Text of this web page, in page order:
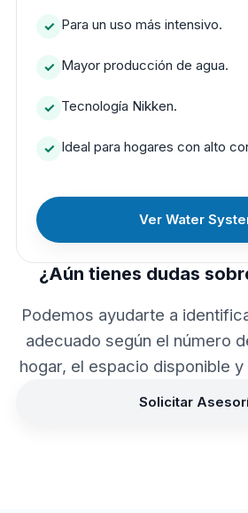
Para un uso más intensivo.
Mayor producción de agua.
Tecnología Nikken.
Ideal para hogares con alto
Ver Water
¿Aún tienes dudas
Podemos ayudarte a
adecuado según el número
hogar, el espacio disponible
Solicitar